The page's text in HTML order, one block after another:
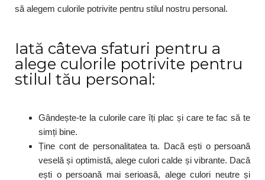
să alegem culorile potrivite pentru stilul nostru personal.
Iată câteva sfaturi pentru a
alege culorile potrivite pentru
stilul tău personal:
Gândește-te la culorile care îți plac și care te fac să te
simți bine.
Ține cont de personalitatea ta. Dacă ești o persoană
veselă și optimistă, alege culori calde și vibrante. Dacă
ești o persoană mai serioasă, alege culori neutre și